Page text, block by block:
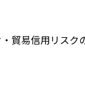
貿易信用リスク